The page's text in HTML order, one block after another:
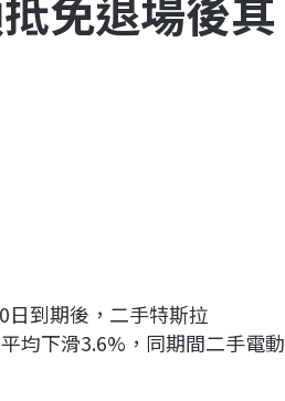
到期後，二手特斯拉
均下滑3.6%，同期間二手電動